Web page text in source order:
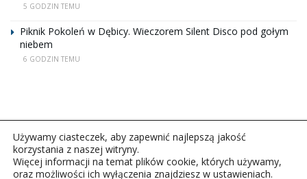
5 GODZIN TEMU
Piknik Pokoleń w Dębicy. Wieczorem Silent Disco pod gołym
niebem
6 GODZIN TEMU
Używamy ciasteczek, aby zapewnić najlepszą jakość
korzystania z naszej witryny.
Więcej informacji na temat plików cookie, których używamy,
oraz możliwości ich wyłączenia znajdziesz w ustawieniach.